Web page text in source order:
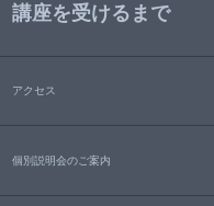
講座を受けるまで
アクセス
個別説明会のご案内